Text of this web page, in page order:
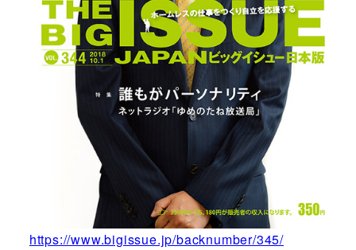
https://www.bigissue.jp/backnumber/345/